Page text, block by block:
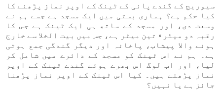
سیوریج کے گندے پانی کے ٹینک کے اوپر نماز پڑھنے کا
کیا حکم ہے؟ ہماری بستی میں ایک مسجد ہے جسے ہم نے
وسعت دی، اور مسجد کے ساتھ ہی ایک ٹینک ہے جس کا
رقبہ دو میٹر × تین میٹر ہے، جس میں بیت الخلا سے خارج
ہونے والا پیشاب، پاخانہ اور دیگر گندگی جمع ہوتی
ہے۔ ہم نے اس ٹینک کو مسجد کے دائرے میں شامل کر
لیا، اور اب لوگ اس بھرے ہوئے گندے ٹینک کے اوپر
نماز پڑھتے ہیں۔ کیا اس ٹینک کے اوپر نماز پڑھنا
جائز ہے یا نہیں؟